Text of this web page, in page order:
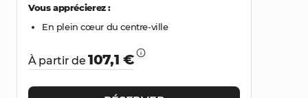
Vous apprécierez :
En plein cœur du centre-ville
À partir de107,1 €